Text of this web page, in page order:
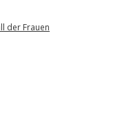
der Frauen